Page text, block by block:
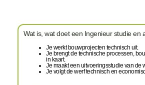
Wat is, wat doet een Ingenieur studie en
Je werkt bouwprojecten technisch uit.
Je brengt de technische processen,
in kaart.
Je maakt een uitvoeringsstudie van de
Je volgt de werf technisch en